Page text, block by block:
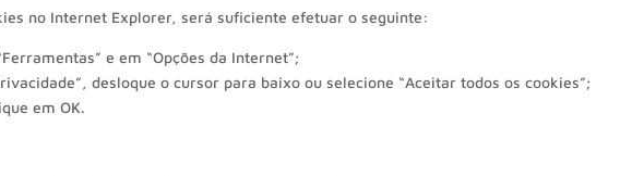
no Internet Explorer, será suficiente efetuar o seguinte:
e em “Opções da Internet”;
desloque o cursor para baixo ou selecione “Aceitar todos os cookies”;
em OK.